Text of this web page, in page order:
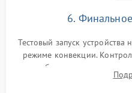
6.
Тестовый запуск
режиме конвекции.
срабатывания
температуры и тест